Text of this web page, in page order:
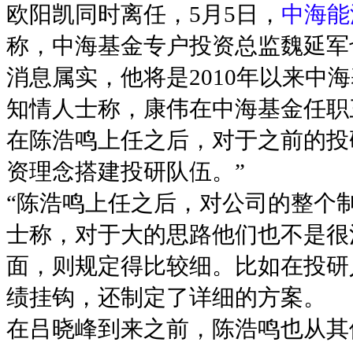
欧阳凯同时离任，5月5日， 中海
称，中海基金专户投资总监魏延
消息属实，他将是2010年以来中
知情人士称，康伟在中海基金任
在陈浩鸣上任之后，对于之前的
资理念搭建投研队伍。”
“陈浩鸣上任之后，对公司的整个
士称，对于大的思路他们也不是
面，则规定得比较细。比如在投
绩挂钩，还制定了详细的方案。
在吕晓峰到来之前，陈浩鸣也从